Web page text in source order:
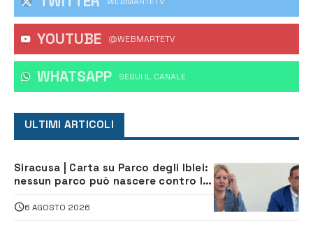
YOUTUBE @WEBMARTETV
WHATSAPP ‎SEGUI IL CANALE
ULTIMI ARTICOLI
Siracusa | Carta su Parco degli Iblei:
nessun parco può nascere contro le
6 AGOSTO 2026